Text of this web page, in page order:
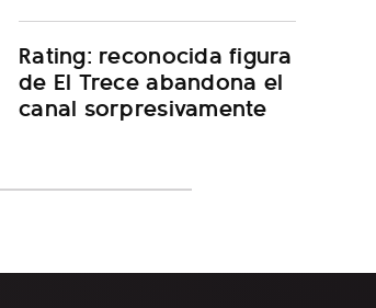
Rating: reconocida figura
de El Trece abandona el
canal sorpresivamente